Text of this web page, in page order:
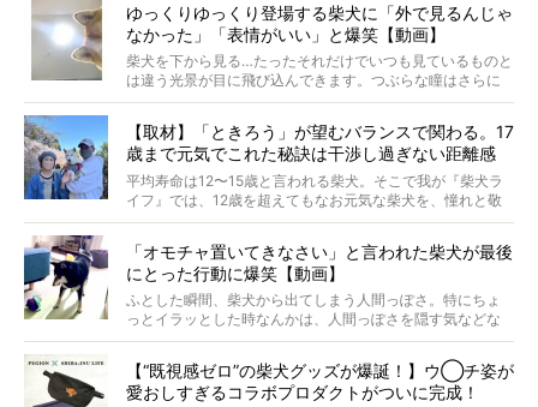
ゆっくりゆっくり登場する柴犬に「外で見るんじゃ
なかった」「表情がいい」と爆笑【動画】
柴犬を下から見る…たったそれだけでいつも見ているものと
は違う光景が目に飛び込んできます。つぶらな瞳はさらに
つぶらに見え、モフモフのお顔はさらにモフモフに見えま
【取材】「ときろう」が望むバランスで関わる。17
歳まで元気でこれた秘訣は干渉し過ぎない距離感
#38ときろう
平均寿命は12〜15歳と言われる柴犬。そこで我が『柴犬ラ
イフ』では、12歳を超えてもなお元気な柴犬を、憧れと敬
意を込めて“レジェンド柴”と呼んでいます。 この特集で
ォーカスし、その元気の秘訣や、老犬と暮らすうえで大切
だと思うことを、オーナーさんに語っていただきます。今
回登場してくれたのは、17歳のときろうくん。小さい頃か
ら食が細かったため、何でも食べさせてきたということで
「オモチャ置いてきなさい」と言われた柴犬が最後
にとった行動に爆笑【動画】
ふとした瞬間、柴犬から出てしまう人間っぽさ。特にちょ
っとイラッとした時なんかは、人間っぽさを隠す気などな
いように見えます。もしかして本当の本当は、中身は人間
【“既視感ゼロ”の柴犬グッズが爆誕！】ウ◯チ姿が
愛おしすぎるコラボプロダクトがついに完成！